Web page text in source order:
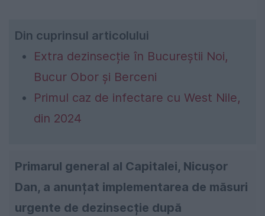
Din cuprinsul articolului
Extra dezinsecție în Bucureștii Noi,
Bucur Obor și Berceni
Primul caz de infectare cu West Nile,
din 2024
Primarul general al Capitalei, Nicușor
Dan, a anunțat implementarea de măsuri
urgente de dezinsecție după